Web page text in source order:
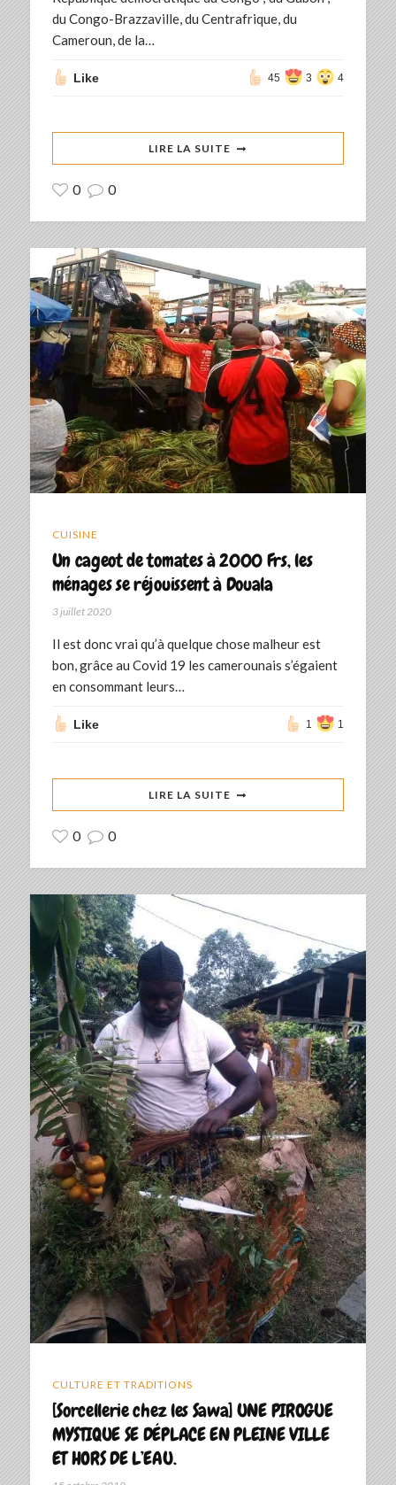
du Congo-Brazzaville, du Centrafrique, du
Cameroun, de la…
Like 45 3 4
LIRE LA SUITE
0 0
CUISINE
Un cageot de tomates à 2000 Frs, les
ménages se réjouissent à Douala
3 juillet 2020
Il est donc vrai qu’à quelque chose malheur est
bon, grâce au Covid 19 les camerounais s’égaient
en consommant leurs…
Like 1 1
LIRE LA SUITE
0 0
CULTURE ET TRADITIONS
[Sorcellerie chez les Sawa] UNE PIROGUE
MYSTIQUE SE DÉPLACE EN PLEINE VILLE
ET HORS DE L’EAU.